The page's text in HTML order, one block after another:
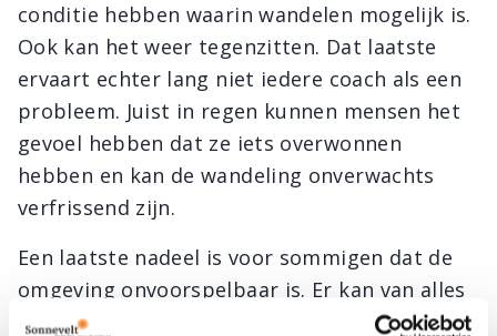
conditie hebben waarin wandelen mogelijk is.
Ook kan het weer tegenzitten. Dat laatste
ervaart echter lang niet iedere coach als een
probleem. Juist in regen kunnen mensen het
gevoel hebben dat ze iets overwonnen
hebben en kan de wandeling onverwachts
verfrissend zijn.
Een laatste nadeel is voor sommigen dat de
omgeving onvoorspelbaar is. Er kan van alles
gebeuren onderweg waardoor het gesprek